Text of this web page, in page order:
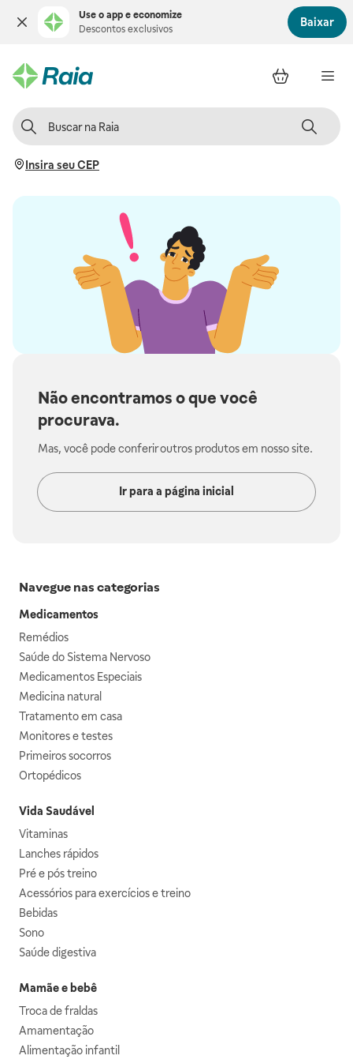
Use o app e economize
Descontos exclusivos
Baixar
Insira seu CEP
Não encontramos o que você
procurava.
Mas, você pode conferir outros produtos em nosso site.
Ir para a página inicial
Navegue nas categorias
Medicamentos
Remédios
Saúde do Sistema Nervoso
Medicamentos Especiais
Medicina natural
Tratamento em casa
Monitores e testes
Primeiros socorros
Ortopédicos
Vida Saudável
Vitaminas
Lanches rápidos
Pré e pós treino
Acessórios para exercícios e treino
Bebidas
Sono
Saúde digestiva
Mamãe e bebê
Troca de fraldas
Amamentação
Alimentação infantil